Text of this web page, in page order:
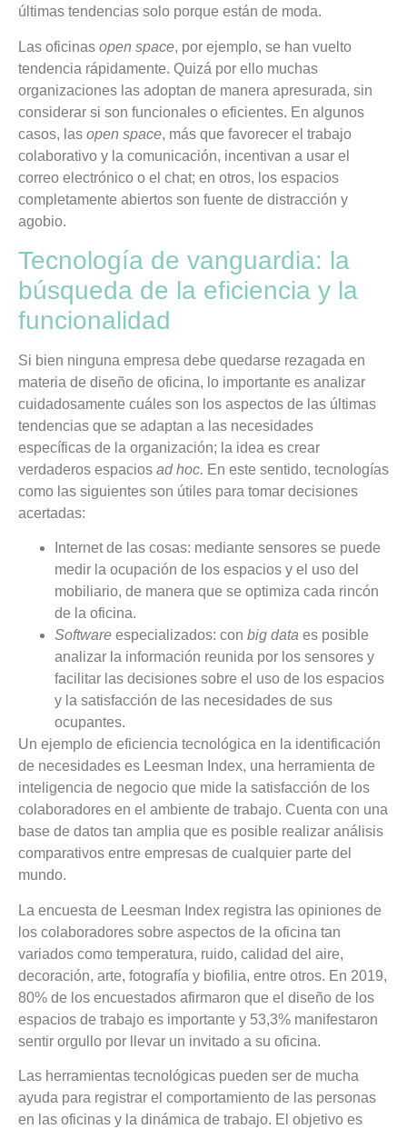
últimas tendencias solo porque están de moda.
Las oficinas open space, por ejemplo, se han vuelto
tendencia rápidamente. Quizá por ello muchas
organizaciones las adoptan de manera apresurada, sin
considerar si son funcionales o eficientes. En algunos
casos, las open space, más que favorecer el trabajo
colaborativo y la comunicación, incentivan a usar el
correo electrónico o el chat; en otros, los espacios
completamente abiertos son fuente de distracción y
agobio.
Tecnología de vanguardia: la
búsqueda de la eficiencia y la
funcionalidad
Si bien ninguna empresa debe quedarse rezagada en
materia de diseño de oficina, lo importante es analizar
cuidadosamente cuáles son los aspectos de las últimas
tendencias que se adaptan a las necesidades
específicas de la organización; la idea es crear
verdaderos espacios ad hoc. En este sentido, tecnologías
como las siguientes son útiles para tomar decisiones
acertadas:
Internet de las cosas: mediante sensores se puede
medir la ocupación de los espacios y el uso del
mobiliario, de manera que se optimiza cada rincón
de la oficina.
Software especializados: con big data es posible
analizar la información reunida por los sensores y
facilitar las decisiones sobre el uso de los espacios
y la satisfacción de las necesidades de sus
ocupantes.
Un ejemplo de eficiencia tecnológica en la identificación
de necesidades es Leesman Index, una herramienta de
inteligencia de negocio que mide la satisfacción de los
colaboradores en el ambiente de trabajo. Cuenta con una
base de datos tan amplia que es posible realizar análisis
comparativos entre empresas de cualquier parte del
mundo.
La encuesta de Leesman Index registra las opiniones de
los colaboradores sobre aspectos de la oficina tan
variados como temperatura, ruido, calidad del aire,
decoración, arte, fotografía y biofilia, entre otros. En 2019,
80% de los encuestados afirmaron que el diseño de los
espacios de trabajo es importante y 53,3% manifestaron
sentir orgullo por llevar un invitado a su oficina.
Las herramientas tecnológicas pueden ser de mucha
ayuda para registrar el comportamiento de las personas
en las oficinas y la dinámica de trabajo. El objetivo es